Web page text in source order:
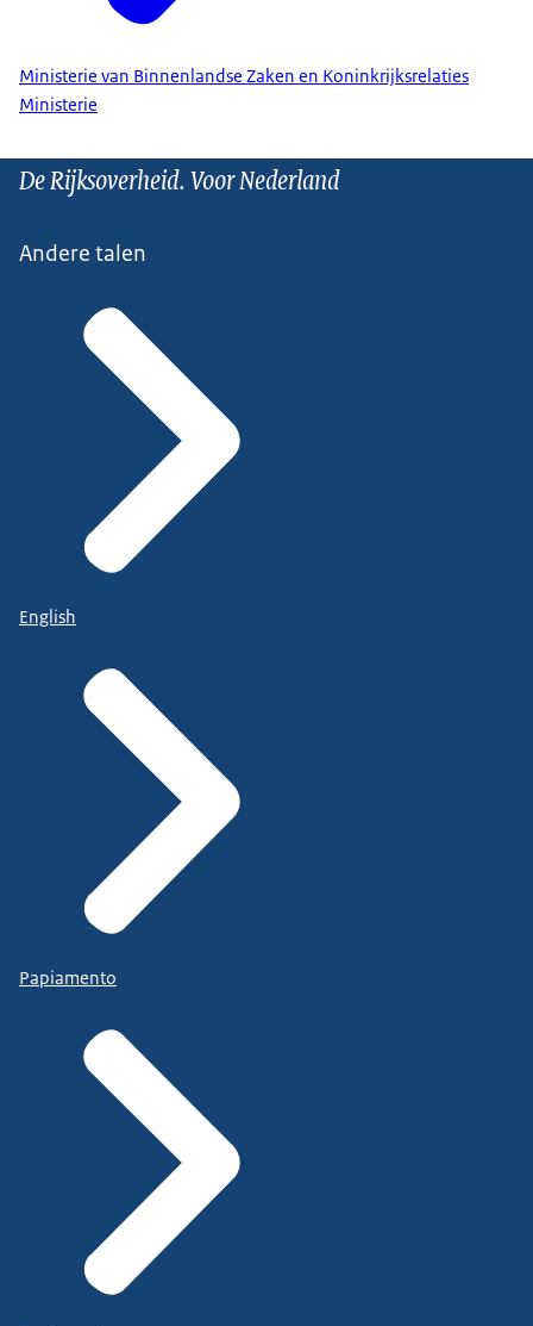
Ministerie van Binnenlandse Zaken en Koninkrijksrelaties
Ministerie
De Rijksoverheid. Voor Nederland
Andere talen
English
Papiamento